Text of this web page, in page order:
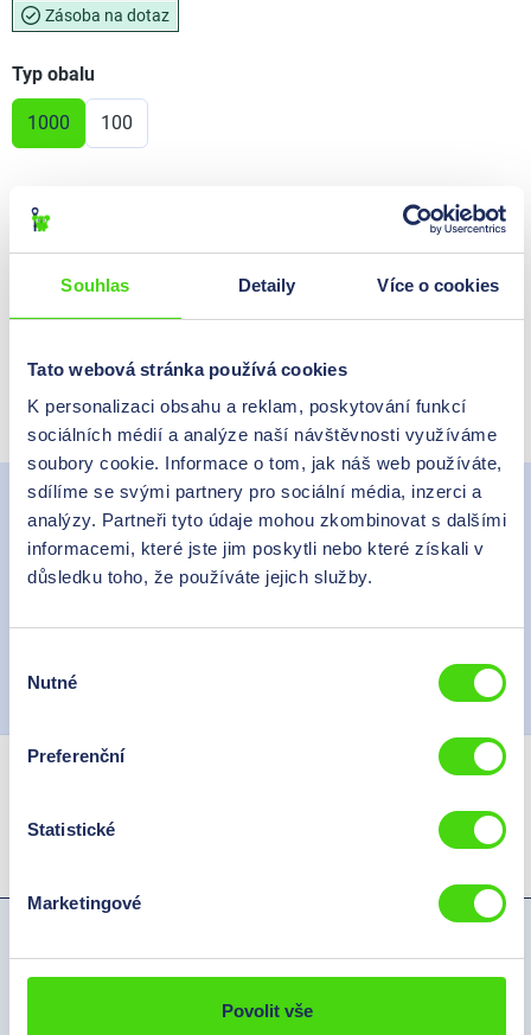
Souhlas Detaily Více o cookies
Tato webová stránka používá cookies
K personalizaci obsahu a reklam, poskytování funkcí
sociálních médií a analýze naší návštěvnosti využíváme
soubory cookie. Informace o tom, jak náš web používáte,
sdílíme se svými partnery pro sociální média, inzerci a
analýzy. Partneři tyto údaje mohou zkombinovat s dalšími
informacemi, které jste jim poskytli nebo které získali v
důsledku toho, že používáte jejich služby.
souhlasu
Nutné
Preferenční
Statistické
Marketingové
Povolit vše
Zásoba na dotaz
Vyberte
Typ obalu
1000 100
Datový list ve formátu PDF
Popis
Provedení: bez kovové izolační podpěry Izolační materiál:
nepájený polykarbonát Teplotní rozsah: -10 °C až +105 °C
bezhalog…Více
Hilpress Česká republika s.r.o